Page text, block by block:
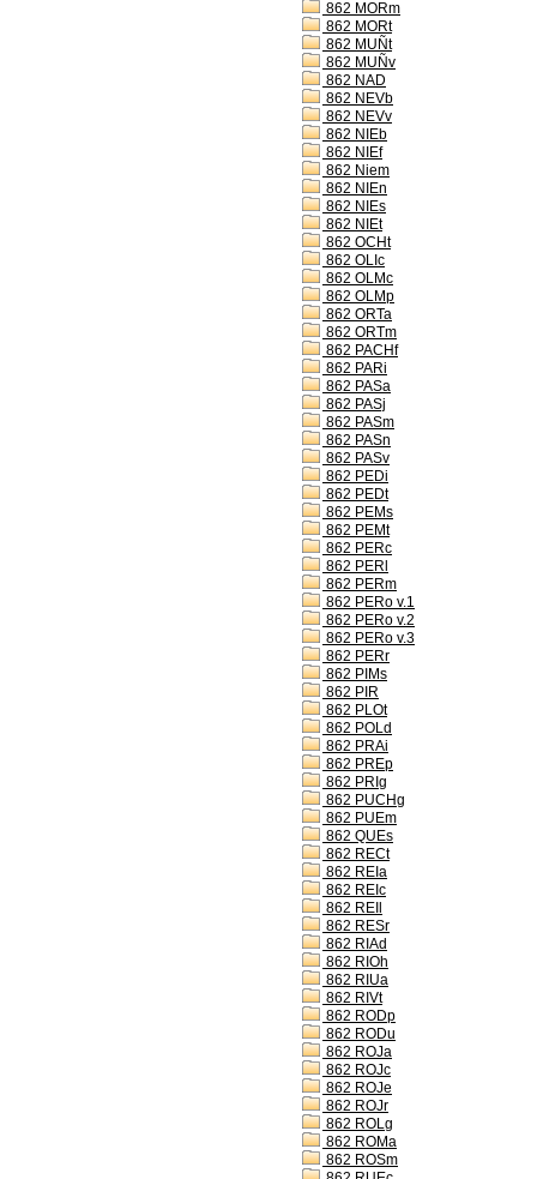
862 MORm
862 MORt
862 MUÑt
862 MUÑv
862 NAD
862 NEVb
862 NEVv
862 NIEb
862 NIEf
862 Niem
862 NIEn
862 NIEs
862 NIEt
862 OCHt
862 OLIc
862 OLMc
862 OLMp
862 ORTa
862 ORTm
862 PACHf
862 PARi
862 PASa
862 PASj
862 PASm
862 PASn
862 PASv
862 PEDi
862 PEDt
862 PEMs
862 PEMt
862 PERc
862 PERl
862 PERm
862 PERo v.1
862 PERo v.2
862 PERo v.3
862 PERr
862 PIMs
862 PIR
862 PLOt
862 POLd
862 PRAi
862 PREp
862 PRIg
862 PUCHg
862 PUEm
862 QUEs
862 RECt
862 REIa
862 REIc
862 REIl
862 RESr
862 RIAd
862 RIOh
862 RIUa
862 RIVt
862 RODp
862 RODu
862 ROJa
862 ROJc
862 ROJe
862 ROJr
862 ROLg
862 ROMa
862 ROSm